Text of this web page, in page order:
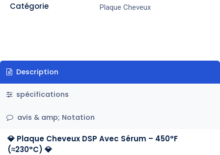
Catégorie Plaque Cheveux
Description
spécifications
avis & amp; Notation
💎 Plaque Cheveux DSP Avec Sérum – 450°F
(≈230°C) 💎